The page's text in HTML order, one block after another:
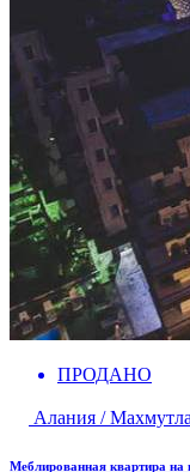
ПРОДАНО
Алания /
Меблированная квартира